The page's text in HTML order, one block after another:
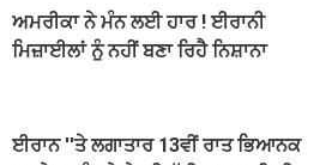
ਅਮਰੀਕਾ ਨੇ ਮੰਨ ਲਈ ਹਾਰ ! ਈਰਾਨੀ
ਮਿਜ਼ਾਈਲਾਂ ਨੂੰ ਨਹੀਂ ਬਣਾ ਰਿਹੈ ਨਿਸ਼ਾਨਾ
ਈਰਾਨ ''ਤੇ ਲਗਾਤਾਰ 13ਵੀਂ ਰਾਤ ਭਿਆਨਕ